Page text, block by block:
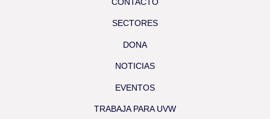
SECTORES
DONA
NOTICIAS
EVENTOS
TRABAJA PARA UVW